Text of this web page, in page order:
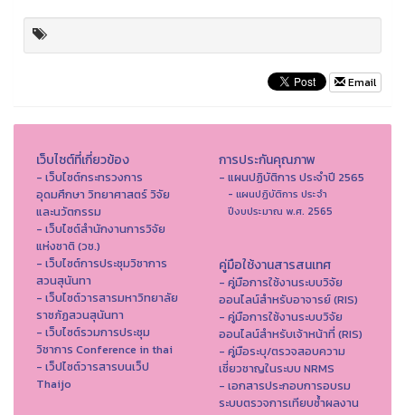
Email
เว็บไซต์ที่เกี่ยวข้อง
- เว็บไซต์กระทรวงการ
อุดมศึกษา วิทยาศาสตร์ วิจัย
และนวัตกรรม
- เว็บไซต์สำนักงานการวิจัย
แห่งชาติ (วช.)
- เว็บไซต์การประชุมวิชาการ
สวนสุนันทา
- เว็บไซต์วารสารมหาวิทยาลัย
ราชภัฏสวนสุนันทา
- เว็บไซต์รวมการประชุม
วิชาการ Conference in thai
- เว็ปไซต์วารสารบนเว็ป
Thaijo
การประกันคุณภาพ
- แผนปฏิบัติการ ประจำปี 2565
- แผนปฏิบัติการ ประจำ
ปีงบประมาณ พ.ศ. 2565
คู่มือใช้งานสารสนเทศ
- คู่มือการใช้งานระบบวิจัย
ออนไลน์สำหรับอาจารย์ (RIS)
- คู่มือการใช้งานระบบวิจัย
ออนไลน์สำหรับเจ้าหน้าที่ (RIS)
- คู่มือระบุ/ตรวจสอบความ
เชี่ยวชาญในระบบ NRMS
- เอกสารประกอบการอบรม
ระบบตรวจการเทียบซ้ำผลงาน